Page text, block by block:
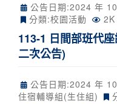
公告日期:2024 年
分類:校園活動 2K
113-1 日間部班代
二次公告)
公告日期:2024 年
住宿輔導組(生住組)